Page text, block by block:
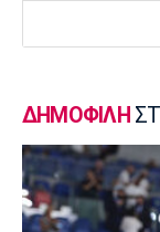
Κούβελος
Super League 2
Ο Ζορζίνιο
21:35
Ποδόσφαιρο -
ΔΗΜΟΦΙΛΗ